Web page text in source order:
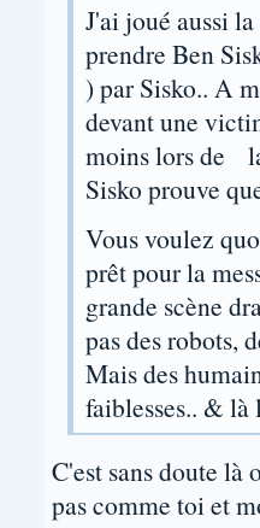
J'ai joué aussi
prendre Ben
) par Sisko.. A
devant une
moins lors de
Sisko prouve
Vous voulez
prêt pour la
grande scène
pas des robots,
Mais des
faiblesses.. &
C'est sans doute
pas comme toi et